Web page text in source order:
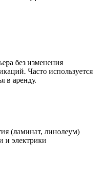
без изменения
Часто используется
в аренду.
(ламинат, линолеум)
и электрики